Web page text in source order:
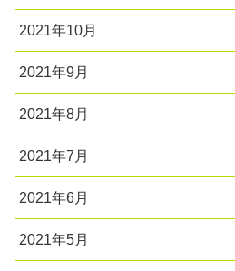
2021年10月
2021年9月
2021年8月
2021年7月
2021年6月
2021年5月